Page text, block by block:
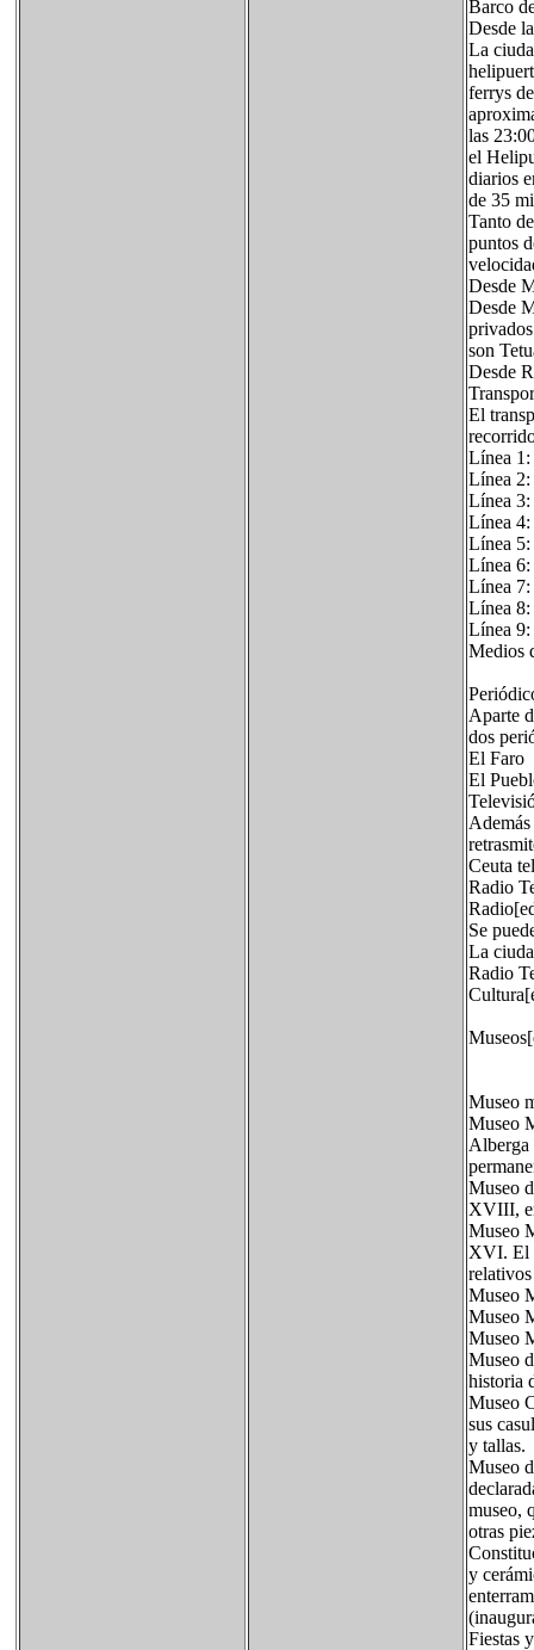
Barco
Desde
La
ferrys
las
el
diarios
de 35
Tanto
puntos
Desde
Desde
son
Desde
El
Línea
Línea 2:
Línea 3:
Línea 4:
Línea 5:
Línea 6:
Línea 7:
Línea
Línea 9:
Medios
Aparte
dos
El Faro
El
Ceuta
Radio
Se
La
Radio
Museo
Museo
Alberga
Museo
XVIII,
Museo
XVI. El
Museo
Museo
Museo
Museo
historia
Museo
sus
y tallas.
Museo
museo,
otras
y
Fiestas